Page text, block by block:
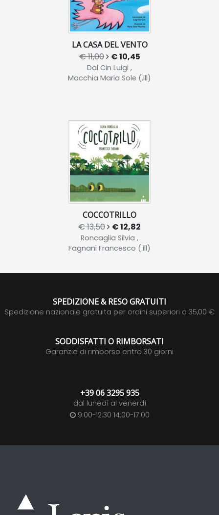
LA CASA DEL VENTO
€ 11,00 € 10,45
Dal Cin Luigi ,
Macchia Maria Sole (.ill)
COCCOTRILLO
€ 13,50 € 12,82
Roncaglia Silvia ,
Fagnani Francesco (.ill)
SPEDIZIONE & RESO GRATUITI
Spedizione nazionale gratuita per ordini superiori a 35,00 €
SODDISFATTI O RIMBORSATI
Garanzia di rimborso entro 30 giorni
+39 06 3295 935
dal lunedì al venerdì
9:00-12:30 14:00-17:00